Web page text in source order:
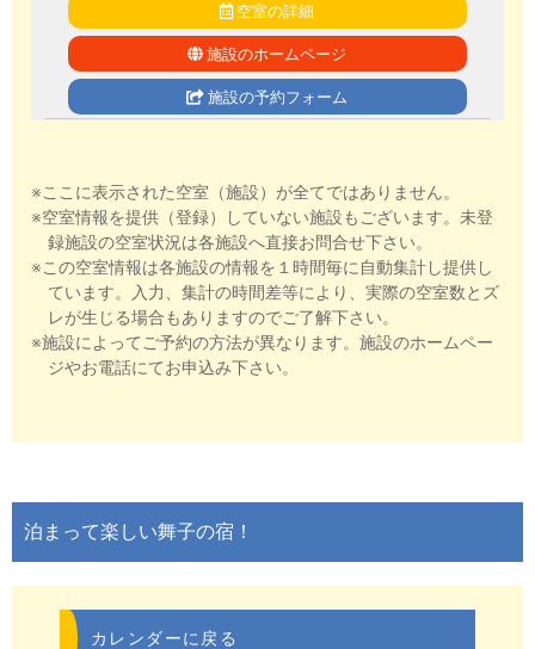
空室の詳細
施設のホームページ
施設の予約フォーム
※ここに表示された空室（施設）が全てではありません。
※空室情報を提供（登録）していない施設もございます。未登
録施設の空室状況は各施設へ直接お問合せ下さい。
※この空室情報は各施設の情報を１時間毎に自動集計し提供し
ています。入力、集計の時間差等により、実際の空室数とズ
レが生じる場合もありますのでご了解下さい。
※施設によってご予約の方法が異なります。施設のホームペー
ジやお電話にてお申込み下さい。
泊まって楽しい舞子の宿！
カレンダーに戻る